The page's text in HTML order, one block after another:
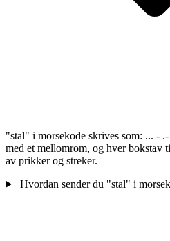
"stal" i morsekode skrives som: ... -
med et mellomrom, og hver bokstav
av prikker og streker.
Hvordan sender du "stal" i